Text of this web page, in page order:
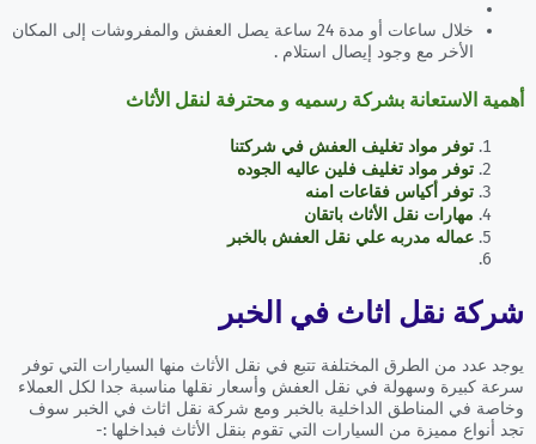
خلال ساعات أو مدة 24 ساعة يصل العفش والمفروشات إلى المكان
الأخر مع وجود إيصال استلام .
أهمية الاستعانة بشركة رسميه و محترفة لنقل الأثاث
توفر مواد تغليف العفش في شركتنا
توفر مواد تغليف فلين عاليه الجوده
توفر أكياس فقاعات امنه
مهارات نقل الأثاث باتقان
عماله مدربه علي نقل العفش بالخبر
شركة نقل اثاث في الخبر
يوجد عدد من الطرق المختلفة تتبع في نقل الأثاث منها السيارات التي توفر
سرعة كبيرة وسهولة في نقل العفش وأسعار نقلها مناسبة جدا لكل العملاء
وخاصة في المناطق الداخلية بالخبر ومع شركة نقل اثاث في الخبر سوف
تجد أنواع مميزة من السيارات التي تقوم بنقل الأثاث فبداخلها :-